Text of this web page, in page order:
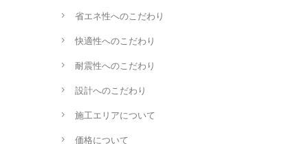
省エネ性へのこだわり
快適性へのこだわり
耐震性へのこだわり
設計へのこだわり
施工エリアについて
価格について